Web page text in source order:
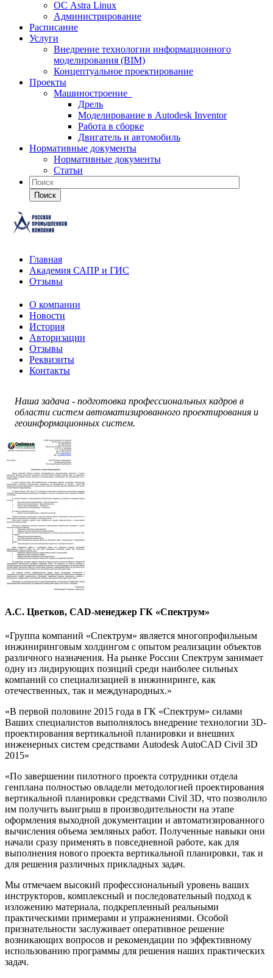
ОС Astra Linux
Администрирование
Расписание
Услуги
Внедрение технологии информационного
моделирования (BIM)
Концептуальное проектирование
Проекты
Машиностроение
Дрель
Моделирование в Autodesk Inventor
Работа в сборке
Двигатель и автомобиль
Нормативные документы
Нормативные документы
Статьи
Поиск
Главная
Академия САПР и ГИС
Отзывы
О компании
Новости
История
Авторизации
Отзывы
Реквизиты
Контакты
Наша задача - подготовка профессиональных кадров в
области систем автоматизированного проектирования и
геоинформационных систем.
А.С. Цветков, CAD-менеджер ГК «Спектрум»
«Группа компаний «Спектрум» является многопрофильным
инжиниринговым холдингом с опытом реализации объектов
различного назначения. На рынке России Спектрум занимает
одну из лидирующих позиций среди наиболее сильных
компаний со специализацией в инжиниринге, как
отечественных, так и международных.»
«В первой половине 2015 года в ГК «Спектрум» силами
Ваших специалистов выполнялось внедрение технологии 3D-
проектирования вертикальной планировки и внешних
инженерных систем средствами Autodesk AutoCAD Civil 3D
2015»
«По завершении пилотного проекта сотрудники отдела
генплана полностью овладели методологией проектирования
вертикальной планировки средствами Civil 3D, что позволило
им получить выигрыш в производительности на этапе
оформления выходной документации и автоматизированного
вычисления объема земляных работ. Полученные навыки они
начали сразу применять в повседневной работе, как для
выполнения нового проекта вертикальной планировки, так и
для решения различных прикладных задач.
Мы отмечаем высокий профессиональный уровень ваших
инструкторов, комплексный и последовательный подход к
изложению материала, подкрепленный реальными
практическими примерами и упражнениями. Особой
признательности заслуживает оперативное решение
возникающих вопросов и рекомендации по эффективному
использованию программы для решения наших практических
задач.